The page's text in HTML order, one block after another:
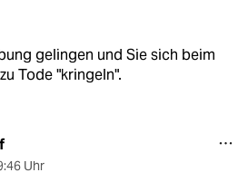
gelingen und Sie sich beim
Tode "kringeln".
Uhr